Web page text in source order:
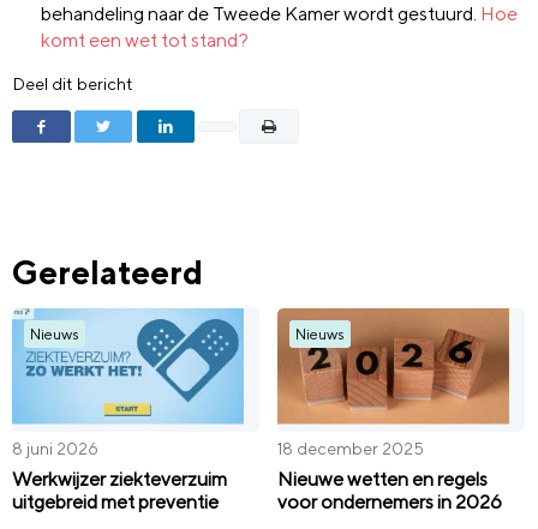
behandeling naar de Tweede Kamer wordt gestuurd. Hoe
komt een wet tot stand?
Deel dit bericht
Gerelateerd
Nieuws
8 juni 2026
Werkwijzer ziekteverzuim
uitgebreid met preventie
Nieuws
18 december 2025
Nieuwe wetten en regels
voor ondernemers in 2026